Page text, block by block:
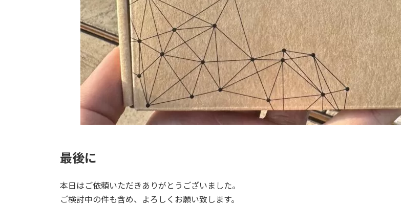
最後に
本日はご依頼いただきありがとうございました。
ご検討中の件も含め、よろしくお願い致します。